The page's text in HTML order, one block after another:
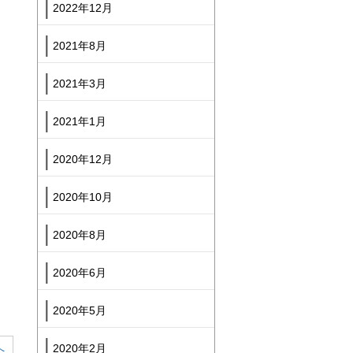
2022年12月
2021年8月
2021年3月
2021年1月
2020年12月
2020年10月
2020年8月
2020年6月
2020年5月
2020年2月